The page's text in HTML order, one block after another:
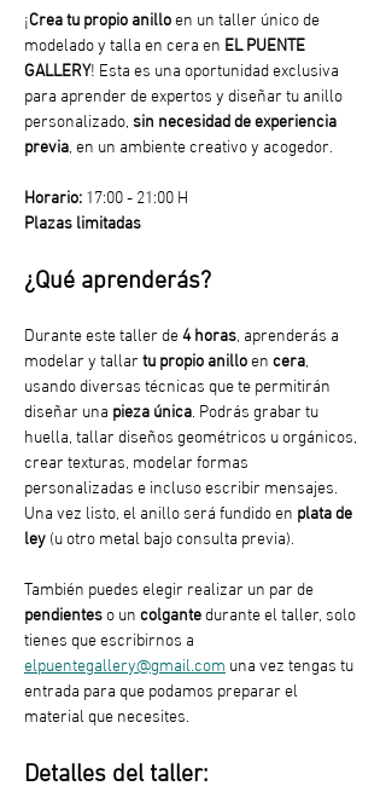
¡Crea tu propio anillo en un taller único de
modelado y talla en cera en EL PUENTE
GALLERY! Esta es una oportunidad exclusiva
para aprender de expertos y diseñar tu anillo
personalizado, sin necesidad de experiencia
previa, en un ambiente creativo y acogedor.
Horario: 17:00 - 21:00 H
Plazas limitadas
¿Qué aprenderás?
Durante este taller de 4 horas, aprenderás a
modelar y tallar tu propio anillo en cera,
usando diversas técnicas que te permitirán
diseñar una pieza única. Podrás grabar tu
huella, tallar diseños geométricos u orgánicos,
crear texturas, modelar formas
personalizadas e incluso escribir mensajes.
Una vez listo, el anillo será fundido en plata de
ley (u otro metal bajo consulta previa).
También puedes elegir realizar un par de
pendientes o un colgante durante el taller, solo
tienes que escribirnos a
elpuentegallery@gmail.com una vez tengas tu
entrada para que podamos preparar el
material que necesites.
Detalles del taller: